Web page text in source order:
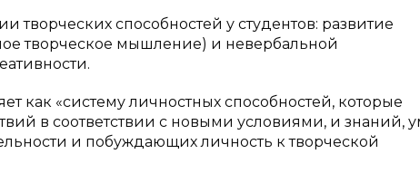
творческих способностей у студентов: развитие
творческое мышление) и невербальной
как «систему личностных способностей, которые
в соответствии с новыми условиями, и знаний,
и побуждающих личность к творческой